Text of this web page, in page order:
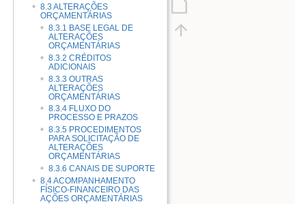
8.3 ALTERAÇÕES
ORÇAMENTÁRIAS
8.3.1 BASE LEGAL DE
ALTERAÇÕES
ORÇAMENTÁRIAS
8.3.2 CRÉDITOS
ADICIONAIS
8.3.3 OUTRAS
ALTERAÇÕES
ORÇAMENTÁRIAS
8.3.4 FLUXO DO
PROCESSO E PRAZOS
8.3.5 PROCEDIMENTOS
PARA SOLICITAÇÃO DE
ALTERAÇÕES
ORÇAMENTÁRIAS
8.3.6 CANAIS DE SUPORTE
8.4 ACOMPANHAMENTO
FÍSICO-FINANCEIRO DAS
AÇÕES ORÇAMENTÁRIAS